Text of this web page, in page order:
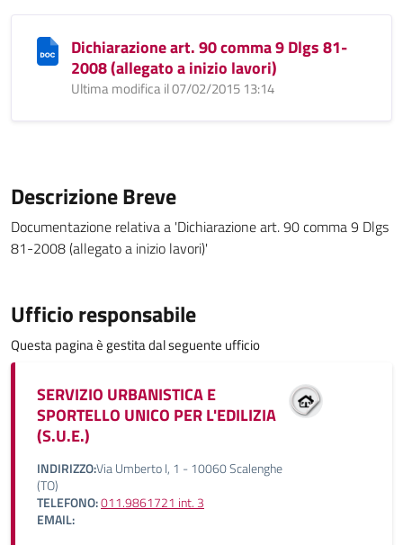
Dichiarazione art. 90 comma 9 Dlgs 81-
2008 (allegato a inizio lavori)
Ultima modifica il 07/02/2015 13:14
Descrizione Breve
Documentazione relativa a 'Dichiarazione art. 90 comma 9 Dlgs
81-2008 (allegato a inizio lavori)'
Ufficio responsabile
Questa pagina è gestita dal seguente ufficio
SERVIZIO URBANISTICA E
SPORTELLO UNICO PER L'EDILIZIA
(S.U.E.)
INDIRIZZO:Via Umberto I, 1 - 10060 Scalenghe
(TO)
TELEFONO:011.9861721 int. 3
EMAIL: